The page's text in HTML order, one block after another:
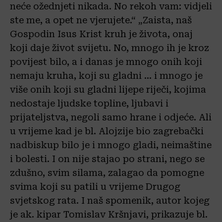
neće ožednjeti nikada. No rekoh vam: vidjeli
ste me, a opet ne vjerujete.“ „Zaista, naš
Gospodin Isus Krist kruh je života, onaj
koji daje život svijetu. No, mnogo ih je kroz
povijest bilo, a i danas je mnogo onih koji
nemaju kruha, koji su gladni … i mnogo je
više onih koji su gladni lijepe riječi, kojima
nedostaje ljudske topline, ljubavi i
prijateljstva, negoli samo hrane i odjeće. Ali
u vrijeme kad je bl. Alojzije bio zagrebački
nadbiskup bilo je i mnogo gladi, neimaštine
i bolesti. I on nije stajao po strani, nego se
zdušno, svim silama, zalagao da pomogne
svima koji su patili u vrijeme Drugog
svjetskog rata. I naš spomenik, autor kojeg
je ak. kipar Tomislav Kršnjavi, prikazuje bl.